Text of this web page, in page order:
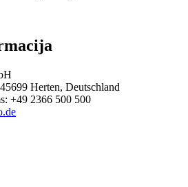
Herten, Deutschland
+49 2366 500 500